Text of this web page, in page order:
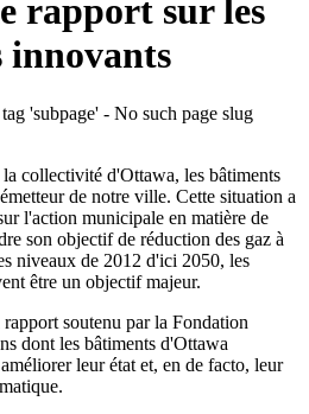
rapport sur les
innovants
'subpage' - No such page slug
collectivité d'Ottawa, les bâtiments
de notre ville. Cette situation a
l'action municipale en matière de
son objectif de réduction des gaz à
niveaux de 2012 d'ici 2050, les
être un objectif majeur.
soutenu par la Fondation
dont les bâtiments d'Ottawa
leur état et, en de facto, leur